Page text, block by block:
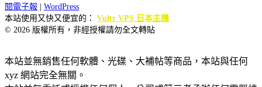
閱電子報
WordPress
本站使用又快又便宜的： Vultr VPS 日本主機
© 2026 版權所有，非經授權請勿全文轉貼
本站並無銷售任何軟體、光碟、大補帖等商品，本站與任何
xyz 網站完全無關。